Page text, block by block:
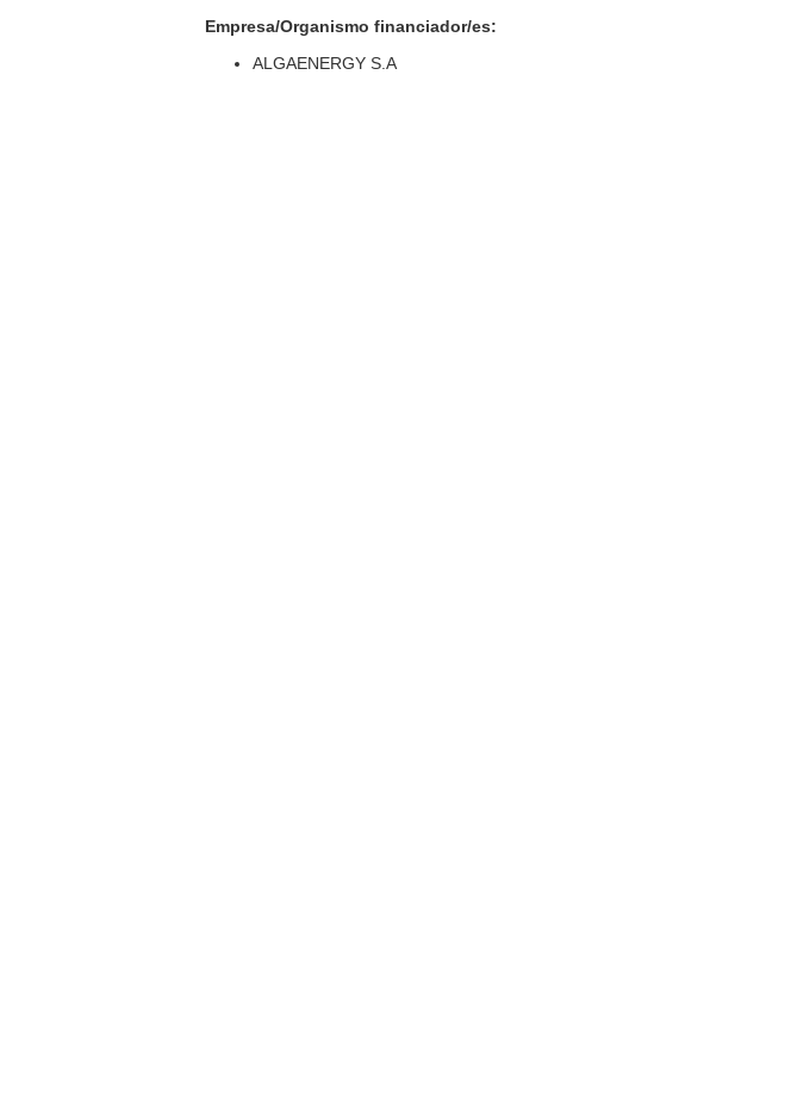
Empresa/Organismo financiador/es:
ALGAENERGY S.A